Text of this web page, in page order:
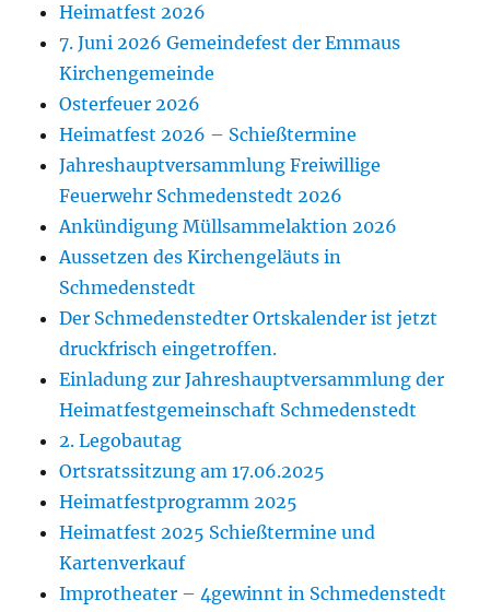
Heimatfest 2026
7. Juni 2026 Gemeindefest der Emmaus
Kirchengemeinde
Osterfeuer 2026
Heimatfest 2026 – Schießtermine
Jahreshauptversammlung Freiwillige
Feuerwehr Schmedenstedt 2026
Ankündigung Müllsammelaktion 2026
Aussetzen des Kirchengeläuts in
Schmedenstedt
Der Schmedenstedter Ortskalender ist jetzt
druckfrisch eingetroffen.
Einladung zur Jahreshauptversammlung der
Heimatfestgemeinschaft Schmedenstedt
2. Legobautag
Ortsratssitzung am 17.06.2025
Heimatfestprogramm 2025
Heimatfest 2025 Schießtermine und
Kartenverkauf
Improtheater – 4gewinnt in Schmedenstedt